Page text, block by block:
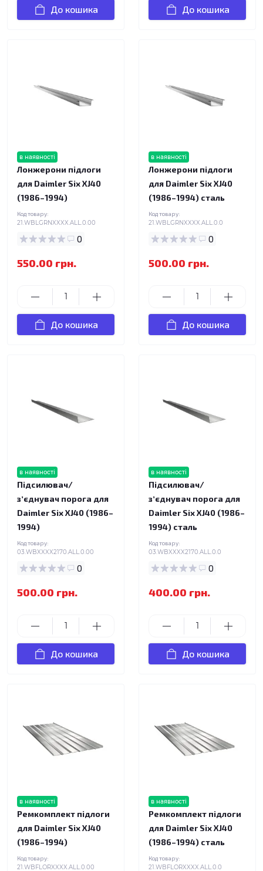
До кошика До кошика
в наявності
Лонжерони підлоги
для Daimler Six XJ40
(1986–1994)
Код товару:
21.WBLGRNXXXX.ALL.0.00
0
550.00 грн.
До кошика
в наявності
Лонжерони підлоги
для Daimler Six XJ40
(1986–1994) сталь
Код товару:
21.WBLGRNXXXX.ALL.0.0
0
500.00 грн.
До кошика
в наявності
Підсилювач/
зʼєднувач порога для
Daimler Six XJ40 (1986–
1994)
Код товару:
03.WBXXXX2170.ALL.0.00
0
500.00 грн.
До кошика
в наявності
Підсилювач/
зʼєднувач порога для
Daimler Six XJ40 (1986–
1994) сталь
Код товару:
03.WBXXXX2170.ALL.0.0
0
400.00 грн.
До кошика
в наявності
Ремкомплект підлоги
для Daimler Six XJ40
(1986–1994)
Код товару:
21.WBFLORXXXX.ALL.0.00
в наявності
Ремкомплект підлоги
для Daimler Six XJ40
(1986–1994) сталь
Код товару:
21.WBFLORXXXX.ALL.0.0